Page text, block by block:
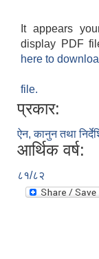
It appears
display PDF
here to
file.
प्रकार:
ऐन, कानुन तथा
आर्थिक वर्ष:
८१/८२